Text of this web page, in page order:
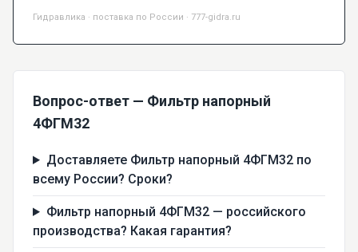
Гидравлика · поставка по России · 777-gidra.ru
Вопрос-ответ — Фильтр напорный
4ФГМ32
Доставляете Фильтр напорный 4ФГМ32 по
всему России? Сроки?
Фильтр напорный 4ФГМ32 — российского
производства? Какая гарантия?